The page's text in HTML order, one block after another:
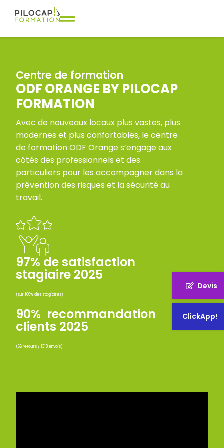
Devis
ClickApp!
Centre de formation
ODF ORANGE BY PILOCAP
FORMATION
Avec de nouveaux locaux plus vastes, plus
modernes et plus confortables, le centre
de formation ODF Orange s’engage aux
côtés des professionnels et des
particuliers pour les accompagner dans la
prévention des risques et la sécurité au
travail.
97% de satisfaction
stagiaire 2025
(sur 100% des stagiaires)
90% recommandation
clients 2025
(66 retours / 1318 envois)